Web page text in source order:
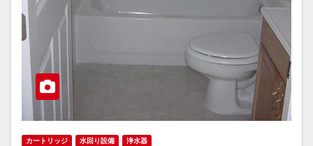
カートリッジ 水回り設備 浄水器